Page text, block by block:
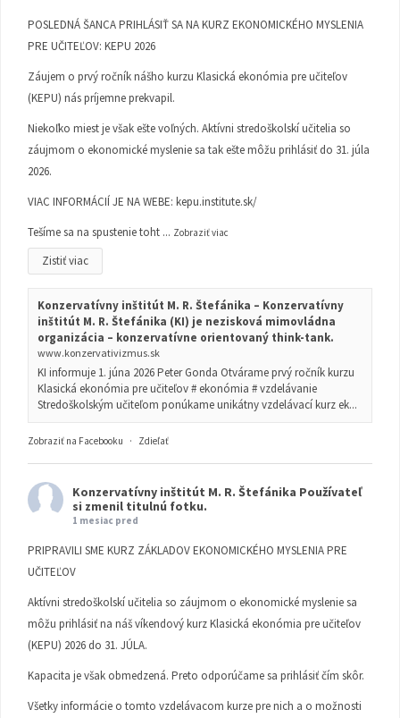
POSLEDNÁ ŠANCA PRIHLÁSIŤ SA NA KURZ EKONOMICKÉHO MYSLENIA
PRE UČITEĽOV: KEPU 2026
Záujem o prvý ročník nášho kurzu Klasická ekonómia pre učiteľov
(KEPU) nás príjemne prekvapil.
Niekoľko miest je však ešte voľných. Aktívni stredoškolskí učitelia so
záujmom o ekonomické myslenie sa tak ešte môžu prihlásiť do 31. júla
2026.
VIAC INFORMÁCIÍ JE NA WEBE: kepu.institute.sk/
Tešíme sa na spustenie toht ... Zobraziť viac
Zistiť viac
Konzervatívny inštitút M. R. Štefánika – Konzervatívny
inštitút M. R. Štefánika (KI) je nezisková mimovládna
organizácia – konzervatívne orientovaný think-tank.
www.konzervativizmus.sk
KI informuje 1. júna 2026 Peter Gonda Otvárame prvý ročník kurzu
Klasická ekonómia pre učiteľov # ekonómia # vzdelávanie
Stredoškolským učiteľom ponúkame unikátny vzdelávací kurz ek...
Zobraziť na Facebooku · Zdieľať
Konzervatívny inštitút M. R. Štefánika Používateľ
si zmenil titulnú fotku.
1 mesiac pred
PRIPRAVILI SME KURZ ZÁKLADOV EKONOMICKÉHO MYSLENIA PRE
UČITEĽOV
Aktívni stredoškolskí učitelia so záujmom o ekonomické myslenie sa
môžu prihlásiť na náš víkendový kurz Klasická ekonómia pre učiteľov
(KEPU) 2026 do 31. JÚLA.
Kapacita je však obmedzená. Preto odporúčame sa prihlásiť čím skôr.
Všetky informácie o tomto vzdelávacom kurze pre nich a o možnosti